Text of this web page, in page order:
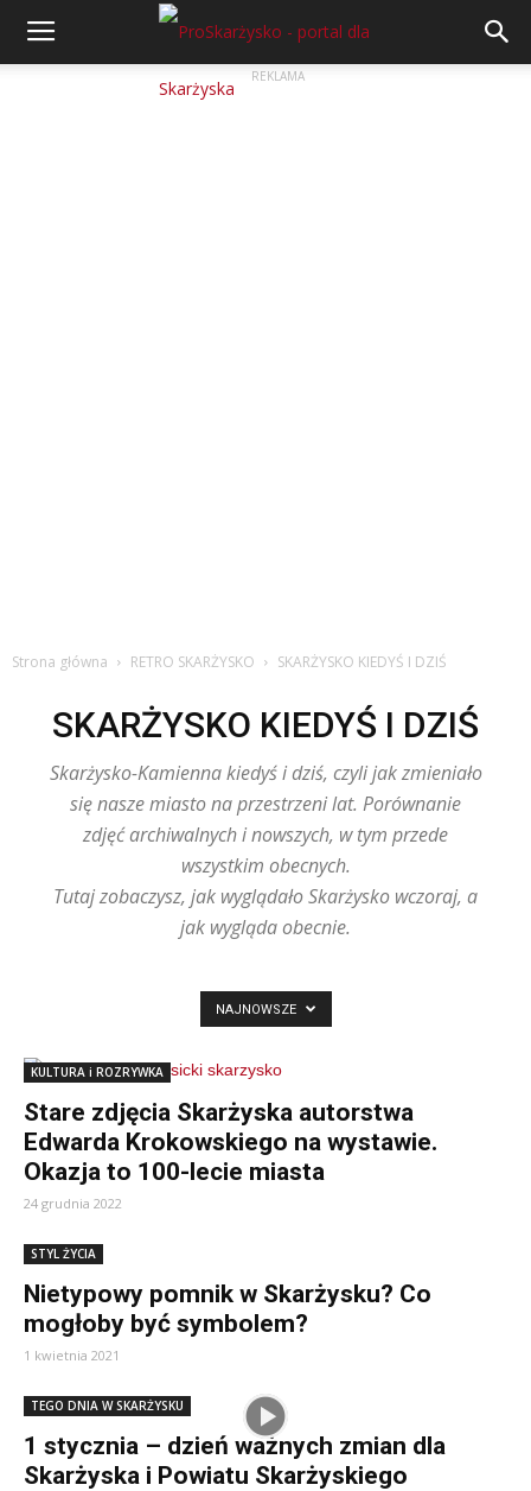
REKLAMA
Strona główna RETRO SKARŻYSKO SKARŻYSKO KIEDYŚ I DZIŚ
SKARŻYSKO KIEDYŚ I DZIŚ
Skarżysko-Kamienna kiedyś i dziś, czyli jak zmieniało
się nasze miasto na przestrzeni lat. Porównanie
zdjęć archiwalnych i nowszych, w tym przede
wszystkim obecnych.
Tutaj zobaczysz, jak wyglądało Skarżysko wczoraj, a
jak wygląda obecnie.
NAJNOWSZE
KULTURA i ROZRYWKA
Stare zdjęcia Skarżyska autorstwa
Edwarda Krokowskiego na wystawie.
Okazja to 100-lecie miasta
24 grudnia 2022
STYL ŻYCIA
Nietypowy pomnik w Skarżysku? Co
mogłoby być symbolem?
1 kwietnia 2021
TEGO DNIA W SKARŻYSKU
1 stycznia – dzień ważnych zmian dla
Skarżyska i Powiatu Skarżyskiego